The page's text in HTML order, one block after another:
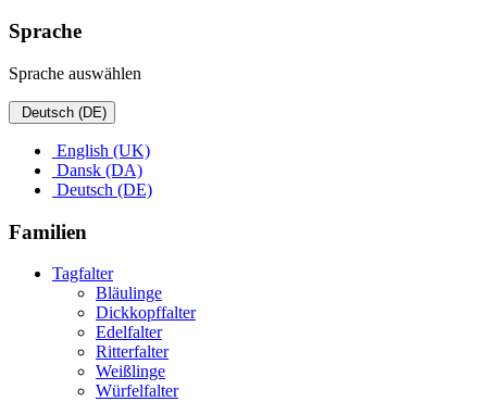
Sprache
Sprache auswählen
Deutsch (DE)
English (UK)
Dansk (DA)
Deutsch (DE)
Familien
Tagfalter
Bläulinge
Dickkopffalter
Edelfalter
Ritterfalter
Weißlinge
Würfelfalter